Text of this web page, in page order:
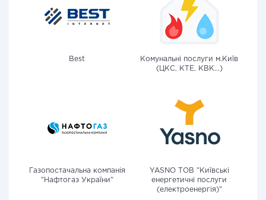
Best
Комунальні послуги м.Київ
(ЦКС, КТЕ, КВК...)
Газопостачальна компанія
"Нафтогаз України"
YASNO ТОВ "Київські
енергетичні послуги
(електроенергія)"